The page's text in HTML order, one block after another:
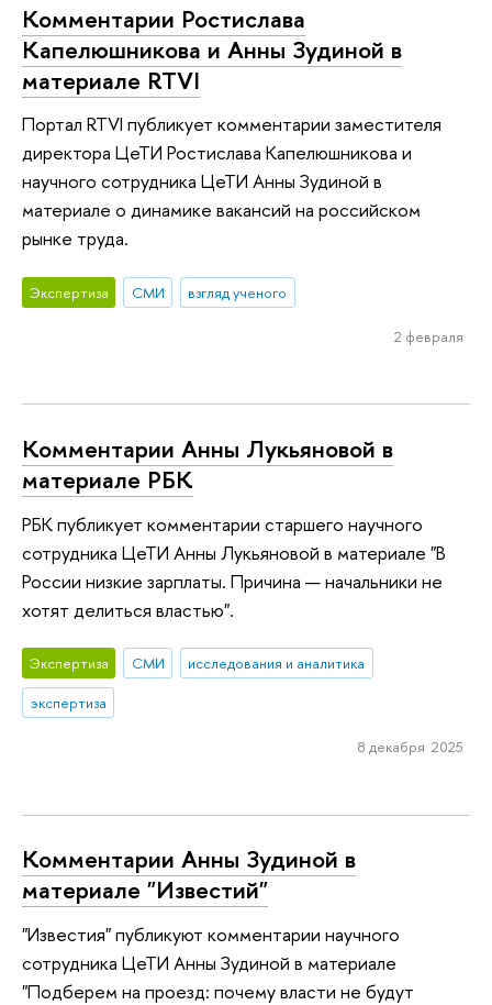
Комментарии Ростислава
Капелюшникова и Анны Зудиной в
материале RTVI
Портал RTVI публикует комментарии заместителя
директора ЦеТИ Ростислава Капелюшникова и
научного сотрудника ЦеТИ Анны Зудиной в
материале о динамике вакансий на российском
рынке труда.
Экспертиза СМИ взгляд ученого
2 февраля
Комментарии Анны Лукьяновой в
материале РБК
РБК публикует комментарии старшего научного
сотрудника ЦеТИ Анны Лукьяновой в материале "В
России низкие зарплаты. Причина — начальники не
хотят делиться властью".
Экспертиза СМИ
исследования и аналитика
экспертиза
8 декабря 2025
Комментарии Анны Зудиной в
материале "Известий"
"Известия" публикуют комментарии научного
сотрудника ЦеТИ Анны Зудиной в материале
"Подберем на проезд: почему власти не будут